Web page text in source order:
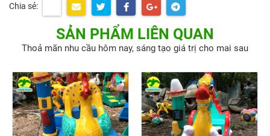
Chia sẻ:
SẢN PHẨM LIÊN QUAN
Thoả mãn nhu cầu hôm nay, sáng tạo giá trị cho mai sau